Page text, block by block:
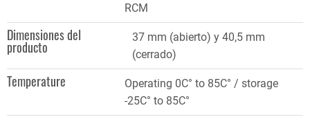
RCM
Dimensiones del
producto
37 mm (abierto) y 40,5 mm
(cerrado)
Temperature
Operating 0C° to 85C° / storage
-25C° to 85C°